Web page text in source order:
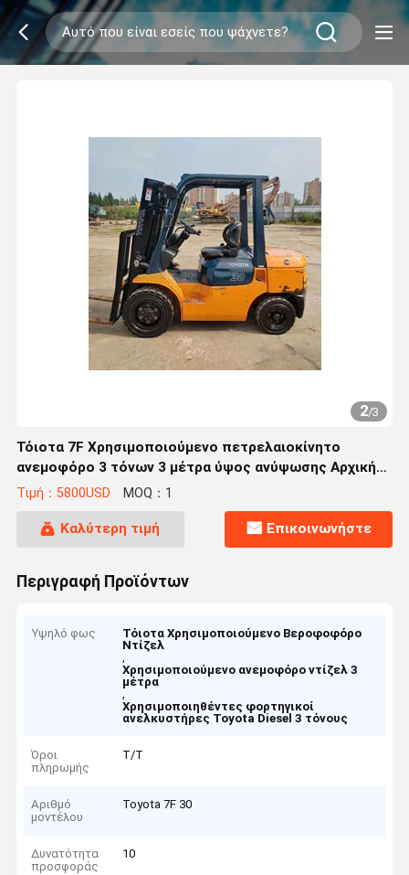
2/3
Τόιοτα 7F Χρησιμοποιούμενο πετρελαιοκίνητο
ανεμοφόρο 3 τόνων 3 μέτρα ύψος ανύψωσης Αρχική
μπογιά
Τιμή：5800USD MOQ：1
Καλύτερη τιμή Επικοινωνήστε
Περιγραφή Προϊόντων
Υψηλό φως
Τόιοτα Χρησιμοποιούμενο Βεροφοφόρο
Ντίζελ
,
Χρησιμοποιούμενο ανεμοφόρο ντίζελ 3
μέτρα
,
Χρησιμοποιηθέντες φορτηγικοί
ανελκυστήρες Toyota Diesel 3 τόνους
Όροι
πληρωμής
Τ/Τ
Αριθμό
μοντέλου
Toyota 7F 30
Δυνατότητα
προσφοράς
10